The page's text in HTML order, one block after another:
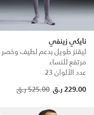
نايكي زينفي
ليقنز طويل بدعم لطيف وخصر
مرتفع للنساء
عدد الألوان 23
Price reduced from
525.00 ر.ق to 229.00 ر.ق